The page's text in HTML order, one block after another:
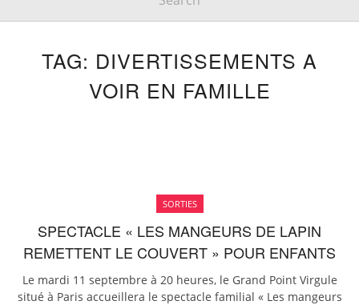
TAG: DIVERTISSEMENTS A
VOIR EN FAMILLE
SORTIES
SPECTACLE « LES MANGEURS DE LAPIN
REMETTENT LE COUVERT » POUR ENFANTS
Le mardi 11 septembre à 20 heures, le Grand Point Virgule
situé à Paris accueillera le spectacle familial « Les mangeurs